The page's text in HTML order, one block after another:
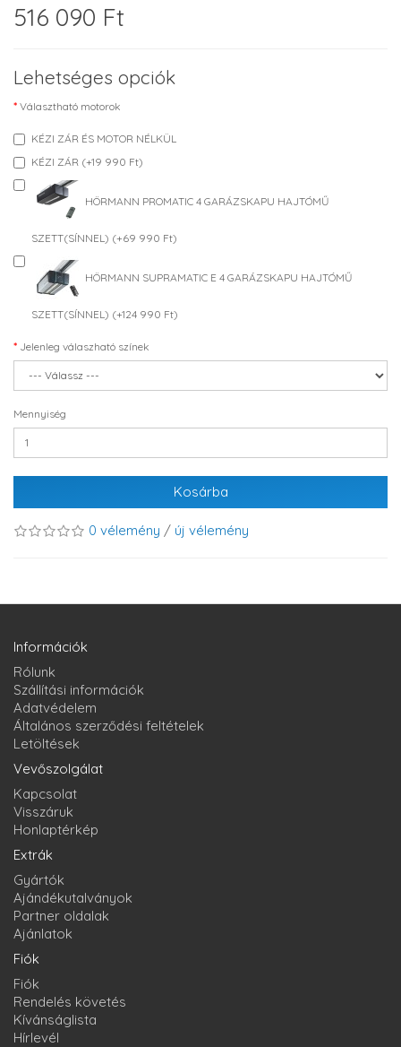
516 090 Ft
Lehetséges opciók
Választható motorok
KÉZI ZÁR ÉS MOTOR NÉLKÜL
KÉZI ZÁR (+19 990 Ft)
HÖRMANN PROMATIC 4 GARÁZSKAPU HAJTÓMŰ
SZETT(SÍNNEL) (+69 990 Ft)
HÖRMANN SUPRAMATIC E 4 GARÁZSKAPU HAJTÓMŰ
SZETT(SÍNNEL) (+124 990 Ft)
Jelenleg válaszható színek
Mennyiség
Kosárba
0 vélemény / új vélemény
Információk
Rólunk
Szállítási információk
Adatvédelem
Általános szerződési feltételek
Letöltések
Vevőszolgálat
Kapcsolat
Visszáruk
Honlaptérkép
Extrák
Gyártók
Ajándékutalványok
Partner oldalak
Ajánlatok
Fiók
Fiók
Rendelés követés
Kívánságlista
Hírlevél